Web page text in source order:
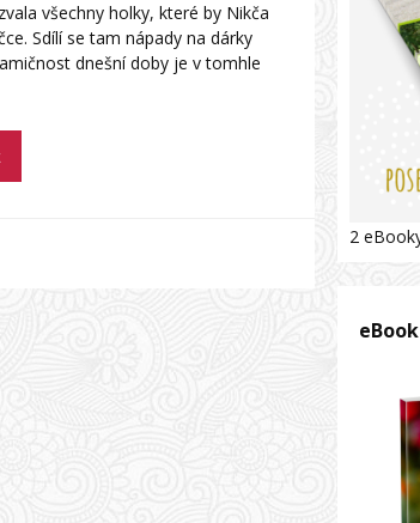
všechny holky, které by Nikča
Sdílí se tam nápady na dárky
dnešní doby je v tomhle
2